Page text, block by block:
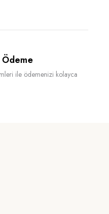
ile ödemenizi kolayca